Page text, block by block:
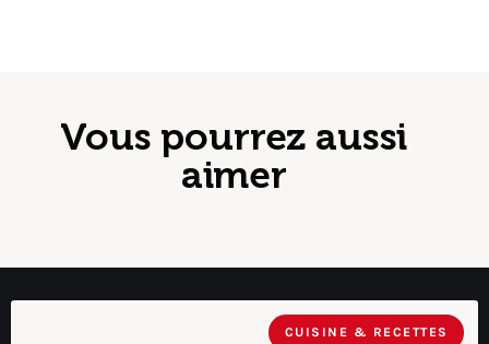
Vous pourrez aussi
aimer
CUISINE & RECETTES